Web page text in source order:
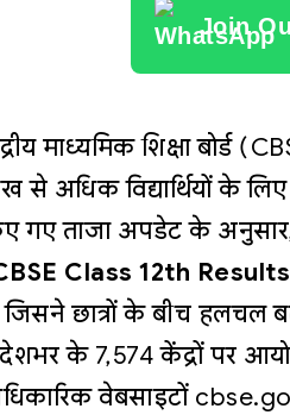
Join
माध्यमिक शिक्षा बोर्ड
से अधिक विद्यार्थियों के
गए ताजा अपडेट के अनुसार,
Class 12th
छात्रों के बीच हलचल
के 7,574 केंद्रों पर
वेबसाइटों